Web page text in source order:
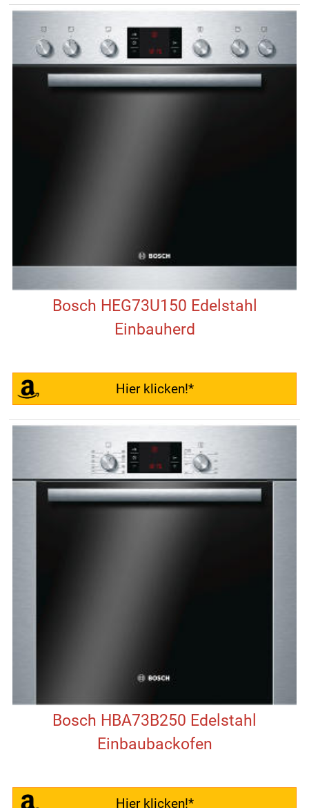
Bosch HEG73U150 Edelstahl
Einbauherd
Hier klicken!*
Bosch HBA73B250 Edelstahl
Einbaubackofen
Hier klicken!*